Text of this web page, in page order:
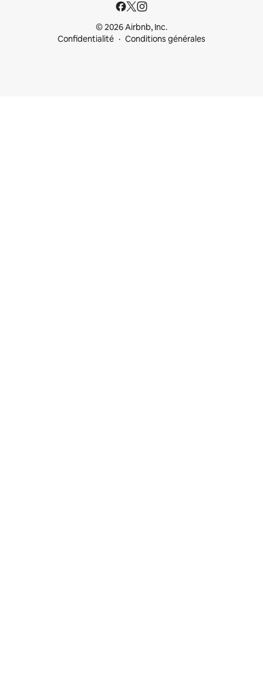
© 2026 Airbnb, Inc.
Confidentialité
Conditions générales